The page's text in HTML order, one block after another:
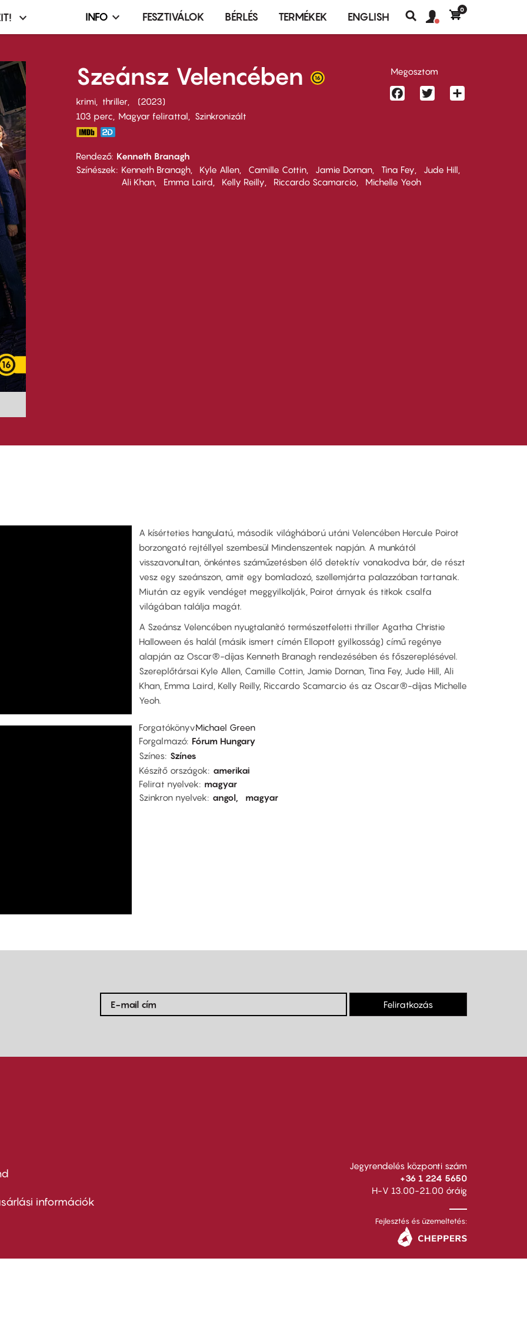
Infó,
terembérlés
menü
INFO FESZTIVÁLOK BÉRLÉS TERMÉKEK ENGLISH
Keresés
fiók
Felhasználói
0
Szeánsz Velencében
krimi thriller
2023
103 perc,
Magyar felirattal Szinkronizált
Rendező Kenneth Branagh
Színészek
Kenneth Branagh Kyle Allen Camille Cottin Jamie Dornan Tina Fey
Jude Hill
Ali Khan
Emma Laird Kelly Reilly Riccardo Scamarcio Michelle Yeoh
Megosztom
FacebookTwitter
A kísérteties hangulatú, második világháború utáni Velencében Hercule Poirot
borzongató rejtéllyel szembesül Mindenszentek napján. A munkától
visszavonultan, önkéntes száműzetésben élő detektív vonakodva bár, de részt
vesz egy szeánszon, amit egy bomladozó, szellemjárta palazzóban tartanak.
Miután az egyik vendéget meggyilkolják, Poirot árnyak és titkok csalfa
világában találja magát.
A Szeánsz Velencében nyugtalanító természetfeletti thriller Agatha Christie
Halloween és halál (másik ismert címén Ellopott gyilkosság) című regénye
alapján az Oscar®-díjas Kenneth Branagh rendezésében és főszereplésével.
Szereplőtársai Kyle Allen, Camille Cottin, Jamie Dornan, Tina Fey, Jude Hill, Ali
Khan, Emma Laird, Kelly Reilly, Riccardo Scamarcio és az Oscar®-díjas Michelle
Yeoh.
ForgatókönyvMichael Green
Forgalmazó Fórum Hungary
Színes Színes
Készítő országok
amerikai
Felirat nyelvek
magyar
Szinkron nyelvek
angol magyar
Feliratkozás
információk
Jegyrendelés központi szám
+36 1 224 5650
H-V 13.00-21.00 óráig
Fejlesztés és üzemeltetés: